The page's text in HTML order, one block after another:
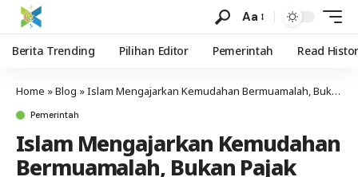
Aa
Berita Trending Pilihan Editor Pemerintah Read
Home »Blog »Islam Mengajarkan Kemudahan Bermuamalah, Bukan Pajak yang Mempersempit Usaha
Pemerintah
Islam Mengajarkan Kemudahan
Bermuamalah, Bukan Pajak